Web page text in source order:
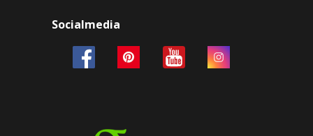
Socialmedia